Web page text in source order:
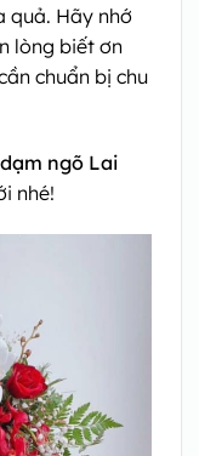
quả. Hãy nhớ
lòng biết ơn
chuẩn bị chu
ngõ Lai
nhé!